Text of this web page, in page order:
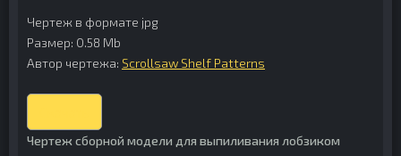
Чертеж в формате jpg
Размер: 0.58 Mb
Автор чертежа: Scrollsaw Shelf Patterns
Чертеж сборной модели для выпиливания лобзиком